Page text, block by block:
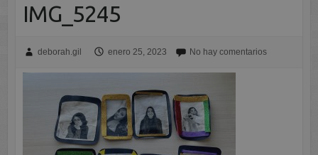
IMG_5245
deborah.gil enero 25, 2023 No hay comentarios